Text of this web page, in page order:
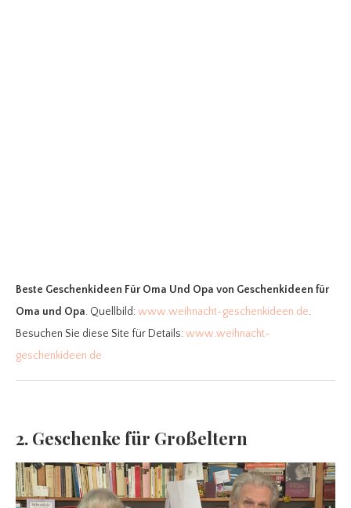
Beste Geschenkideen Für Oma Und Opa von Geschenkideen für
Oma und Opa. Quellbild:www.weihnacht-geschenkideen.de.
Besuchen Sie diese Site für Details:www.weihnacht-
geschenkideen.de
2. Geschenke für Großeltern